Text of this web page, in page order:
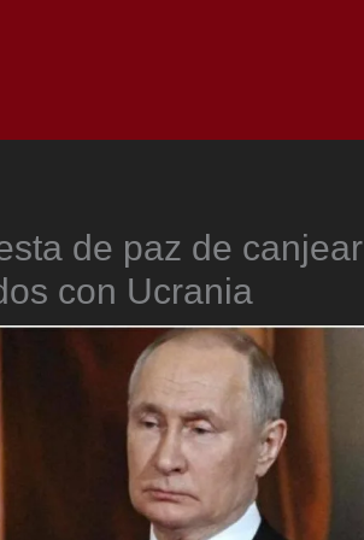
de paz de canjear
con Ucrania